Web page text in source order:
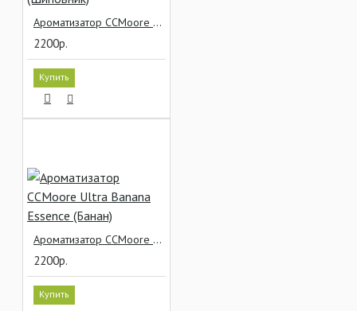
Ароматизатор CCMoore Geoff Kemp's Rosehip Flavour Essence (Шиповник)
2200р.
Купить
Ароматизатор CCMoore Ultra Banana Essence (Банан)
2200р.
Купить